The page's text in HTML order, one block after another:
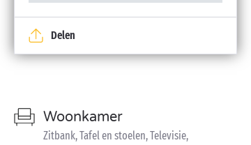
Delen
Woonkamer
Zitbank, Tafel en stoelen, Televisie,